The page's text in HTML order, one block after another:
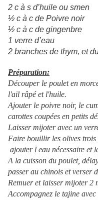
2 c à s d’huile ou smen
½ c à c de Poivre noir
½ c à c de gingenbre
1 verre d’eau
2 branches de thym, et
Préparation:
Découper le poulet en
l'ail râpé et l'huile.
Ajouter le poivre noir, le
carottes coupées en petits
Laisser mijoter avec un
Faire bouillir les olives trois
ajouter l eau nécessaire et
A la cuisson du poulet,
passer au chinois et verser
Remuer et laisser mijoter 2
Accompagnez le tajine avec